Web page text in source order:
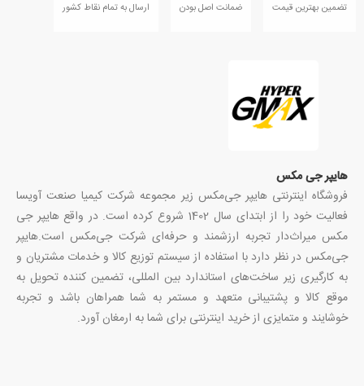
تضمین بهترین قیمت ضمانت اصل بودن ارسال به تمام نقاط کشور
هایپر جی مکس
فروشگاه اینترنتی هایپر جی‌مکس زیر مجموعه شرکت کیمیا صنعت آویسا
فعالیت خود را از ابتدای سال 1402 شروع کرده است. در واقع هایپر جی
مکس میراث‌دار تجربه ارزشمند و حرفه‌ای شرکت جی‌مکس است.هایپر
جی‌مکس در نظر دارد با استفاده از سیستم توزیع کالا و خدمات مشتریان و
به کارگیری زیر ساخت‌های استاندارد بین المللی، تضمین کننده تحویل به
موقع کالا و پشتیبانی متعهد و مستمر به شما همراهان باشد و تجربه
خوشایند و متمایزی از خرید اینترنتی برای شما به ارمغان آورد.